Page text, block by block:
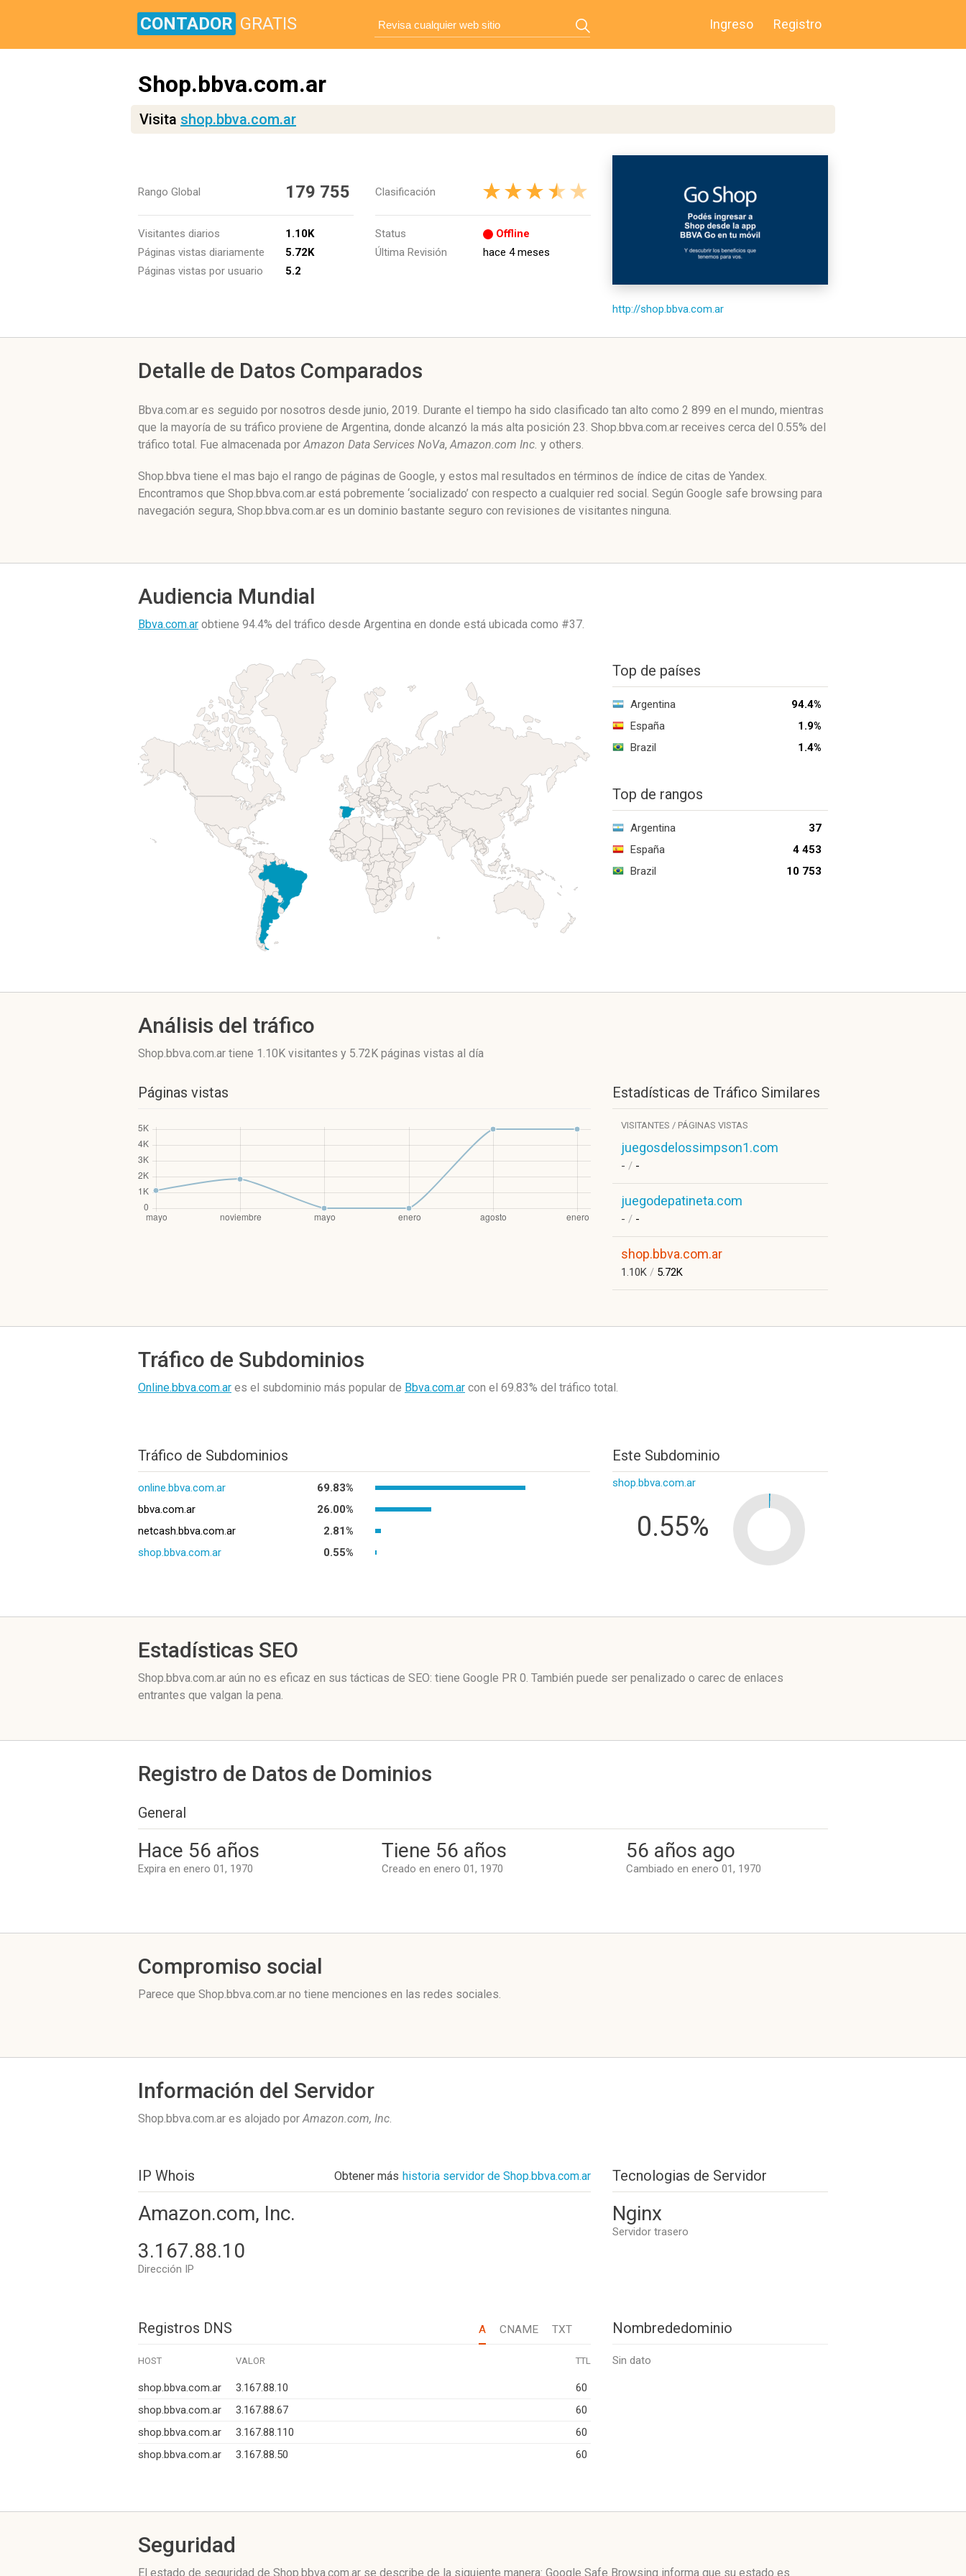
CONTADOR GRATIS Ingreso Registro
Shop.bbva.com.ar
Visita shop.bbva.com.ar
Rango Global 179 755
Visitantes diarios
1.10K
Páginas vistas diariamente
5.72K
Páginas vistas por usuario
5.2
Clasificación
Status
Offline
Última Revisión
hace 4 meses
http://shop.bbva.com.ar
Detalle de Datos Comparados
Bbva.com.ar es seguido por nosotros desde junio, 2019. Durante el tiempo ha sido clasificado tan alto como 2 899 en el mundo, mientras
que la mayoría de su tráfico proviene de Argentina, donde alcanzó la más alta posición 23. Shop.bbva.com.ar receives cerca del 0.55% del
tráfico total. Fue almacenada porAmazon Data Services NoVa,Amazon.com Inc. y others.
Shop.bbva tiene el mas bajo el rango de páginas de Google, y estos mal resultados en términos de índice de citas de Yandex.
Encontramos que Shop.bbva.com.ar está pobremente ‘socializado’ con respecto a cualquier red social. Según Google safe browsing para
navegación segura, Shop.bbva.com.ar es un dominio bastante seguro con revisiones de visitantes ninguna.
Audiencia Mundial
Bbva.com.ar obtiene 94.4% del tráfico desde Argentina en donde está ubicada como #37.
Top de países
Argentina
94.4%
España
1.9%
Brazil
1.4%
Top de rangos
Argentina
37
España
4 453
Brazil
10 753
Análisis del tráfico
Shop.bbva.com.ar tiene 1.10K visitantes y 5.72K páginas vistas al día
Páginas vistas Estadísticas de Tráfico Similares
VISITANTES / PÁGINAS VISTAS
juegosdelossimpson1.com
- / -
juegodepatineta.com
- / -
shop.bbva.com.ar
1.10K / 5.72K
Tráfico de Subdominios
Online.bbva.com.ar es el subdominio más popular de Bbva.com.ar con el 69.83% del tráfico total.
Tráfico de Subdominios
online.bbva.com.ar
69.83%
bbva.com.ar
26.00%
netcash.bbva.com.ar
2.81%
shop.bbva.com.ar
0.55%
Este Subdominio
shop.bbva.com.ar
0.55%
Estadísticas SEO
Shop.bbva.com.ar aún no es eficaz en sus tácticas de SEO: tiene Google PR 0. También puede ser penalizado o carec de enlaces
entrantes que valgan la pena.
Registro de Datos de Dominios
General
Hace 56 años
Expira en enero 01, 1970
Tiene 56 años
Creado en enero 01, 1970
56 años ago
Cambiado en enero 01, 1970
Compromiso social
Parece que Shop.bbva.com.ar no tiene menciones en las redes sociales.
Información del Servidor
Shop.bbva.com.ar es alojado porAmazon.com, Inc.
IP Whois Obtener más historia servidor de Shop.bbva.com.ar
Amazon.com, Inc.
3.167.88.10
Dirección IP
Tecnologias de Servidor
Nginx
Servidor trasero
Registros DNS A CNAME TXT Nombrededominio
Sin dato
HOST VALOR TTL
shop.bbva.com.ar 3.167.88.10
60
shop.bbva.com.ar
3.167.88.67
60
shop.bbva.com.ar
3.167.88.110
60
shop.bbva.com.ar
3.167.88.50 60
Seguridad
El estado de seguridad de Shop.bbva.com.ar se describe de la siguiente manera: Google Safe Browsing informa que su estado es